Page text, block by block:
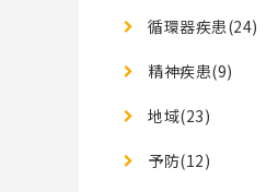
循環器疾患(24)
精神疾患(9)
地域(23)
予防(12)